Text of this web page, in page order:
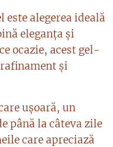
este alegerea ideală
eleganța și
ocazie, acest gel-
și
ușoară, un
până la câteva zile
care apreciază